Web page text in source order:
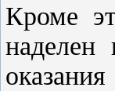
Кроме
наделен